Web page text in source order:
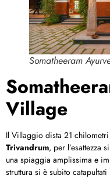
Somatheeram
Village
Il Villaggio dista 21
Trivandrum, per l’esattezza
una spiaggia amplissima e
struttura si è subito catapultati